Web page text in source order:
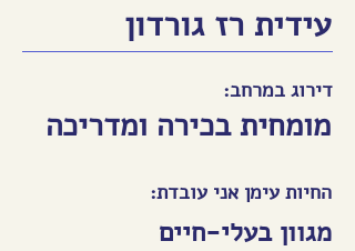
עידית רז גורדון
דירוג במרחב:
מומחית בכירה ומדריכה
החיות עימן אני עובדת:
מגוון בעלי-חיים